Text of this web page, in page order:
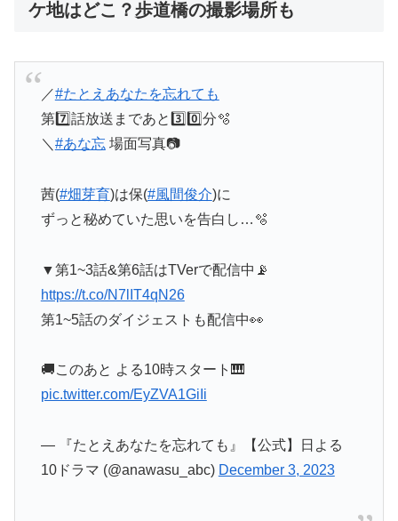
ケ地はどこ？歩道橋の撮影場所も
／#たとえあなたを忘れても
第7️⃣話放送まであと3️⃣0️⃣分🫧
＼ #あな忘 場面写真📷
茜(#畑芽育)は保(#風間俊介)に
ずっと秘めていた思いを告白し…🫧
▼第1~3話&第6話はTVerで配信中📡
https://t.co/N7lIT4qN26
第1~5話のダイジェストも配信中👀
🚚このあと よる10時スタート🎹
pic.twitter.com/EyZVA1GiIi
— 『たとえあなたを忘れても』【公式】日よる
10ドラマ (@anawasu_abc) December 3, 2023